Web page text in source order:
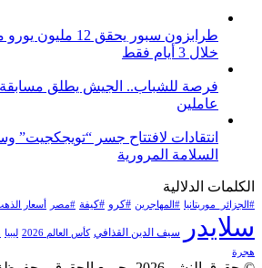
طرابزون سبور
خلال 3 أيام فقط
فرصة للشباب.. الجيش يطلق مسابقة
عاملين
انتقادات لافتتاح جسر
السلامة المرورية
الكلمات الدلالية
#الجزائر_موريتانيا #المهاجرين #كرو #كيفة #مصر أسعار
سلايدر سيف الدين القذافي كأس العالم 2026 ليبيا
هجرة